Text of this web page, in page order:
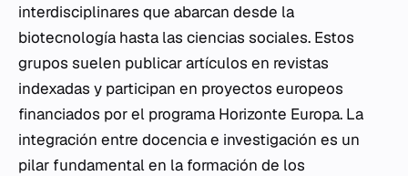
interdisciplinares que abarcan desde la
biotecnología hasta las ciencias sociales. Estos
grupos suelen publicar artículos en revistas
indexadas y participan en proyectos europeos
financiados por el programa Horizonte Europa. La
integración entre docencia e investigación es un
pilar fundamental en la formación de los